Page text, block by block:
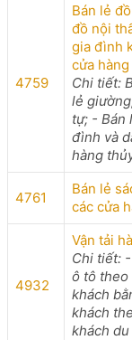
4759
Bán lẻ
đồ nội
gia đình
cửa
Chi tiết:
lẻ
tự; - Bán
đình và
hàng
4761
Bán lẻ
các cửa
4932
Vận tải
Chi tiết:
ô tô theo
khách
khách
khách